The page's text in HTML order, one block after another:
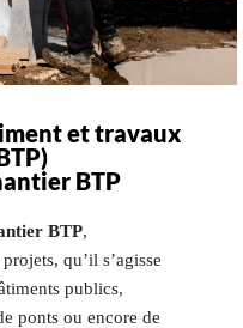
et travaux
BTP
BTP,
qu’il s’agisse
publics,
ponts ou encore de